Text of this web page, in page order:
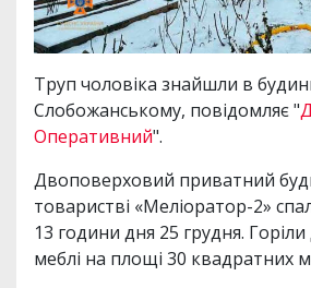
Труп чоловіка знайшли в
Слобожанському, повідомляє "
Оперативний".
Двоповерховий приватний
товаристві «Меліоратор-2»
13 години дня 25 грудня.
меблі на площі 30 квадратних